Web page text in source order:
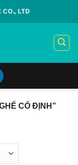
CO., LTD
CỐ ĐỊNH”